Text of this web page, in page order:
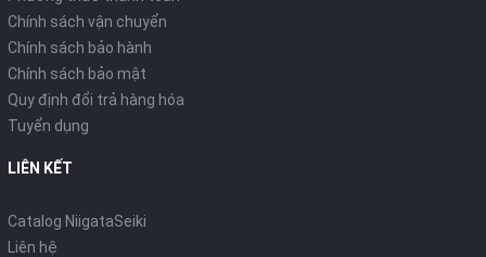
Chính sách vận chuyển
Chính sách bảo hành
Chính sách bảo mật
Quy định đổi trả hàng hóa
Tuyển dụng
LIÊN KẾT
Catalog NiigataSeiki
Liên hệ